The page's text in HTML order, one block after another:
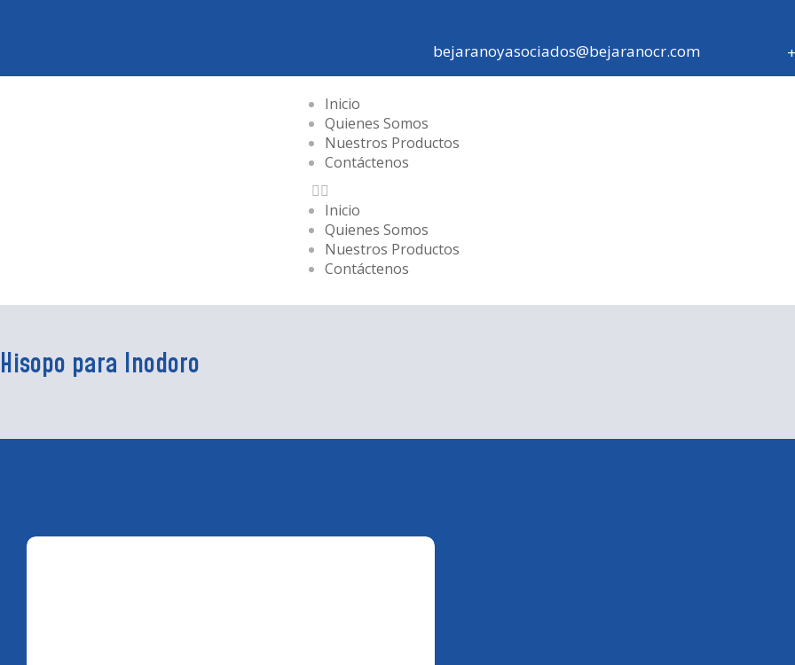
bejaranoyasociados@bejaranocr.com
Inicio
Quienes Somos
Nuestros Productos
Contáctenos
Inicio
Quienes Somos
Nuestros Productos
Contáctenos
Hisopo para Inodoro